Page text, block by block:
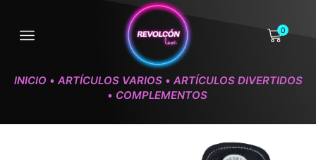
0
INICIO • ARTÍCULOS VARIOS • ARTÍCULOS DIVERTIDOS
• COMPLEMENTOS